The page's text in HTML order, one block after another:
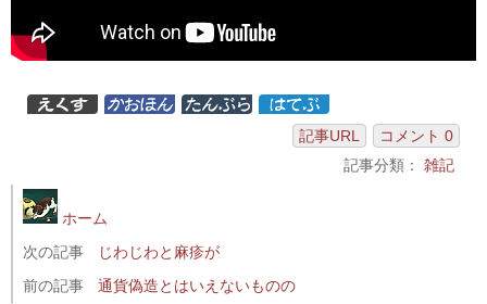
記事URL
コメント 0
記事分類： 雑記
ホーム
次の記事
じわじわと麻疹が
前の記事
通貨偽造とはいえないものの